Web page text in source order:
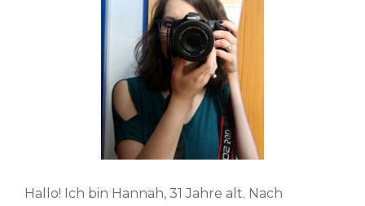
Hallo! Ich bin Hannah, 31 Jahre alt. Nach